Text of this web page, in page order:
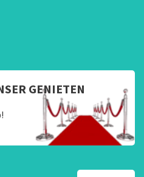
GENIETEN